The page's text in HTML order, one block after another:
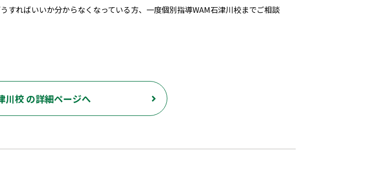
すればいいか分からなくなっている方、一度個別指導WAM石津川校までご相談
川校 の詳細ページへ